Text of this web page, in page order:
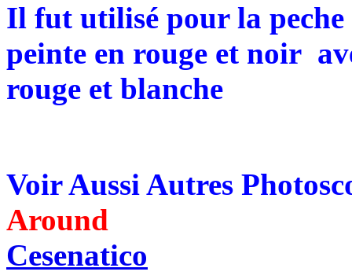
Il fut utilisé pour la
peinte en rouge et noir
rouge et blanche
Voir Aussi Autres
Around
Cesenatico